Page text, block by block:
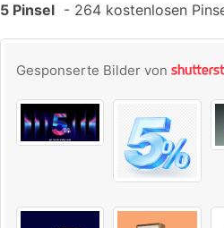
5 Pinsel - 264 kostenlosen
Gesponserte Bilder von